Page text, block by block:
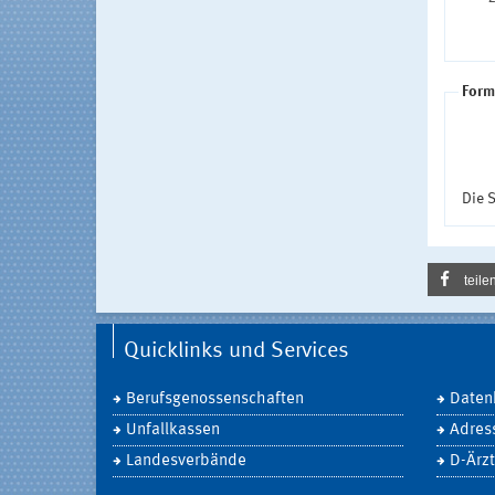
Die
Quicklinks und Services
Berufsgenossenschaften
Unfallkassen
Landesverbände
D-